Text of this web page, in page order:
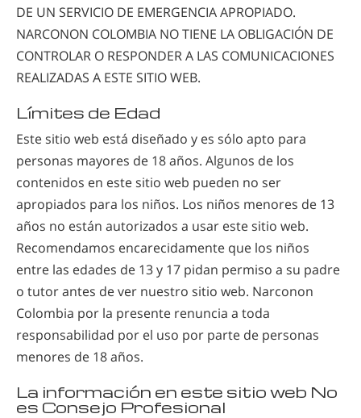
DE UN SERVICIO DE EMERGENCIA APROPIADO.
NARCONON COLOMBIA NO TIENE LA OBLIGACIÓN DE
CONTROLAR O RESPONDER A LAS COMUNICACIONES
REALIZADAS A ESTE SITIO WEB.
Límites de Edad
Este sitio web está diseñado y es sólo apto para
personas mayores de 18 años. Algunos de los
contenidos en este sitio web pueden no ser
apropiados para los niños. Los niños menores de 13
años no están autorizados a usar este sitio web.
Recomendamos encarecidamente que los niños
entre las edades de 13 y 17 pidan permiso a su padre
o tutor antes de ver nuestro sitio web. Narconon
Colombia por la presente renuncia a toda
responsabilidad por el uso por parte de personas
menores de 18 años.
La información en este sitio web No
es Consejo Profesional